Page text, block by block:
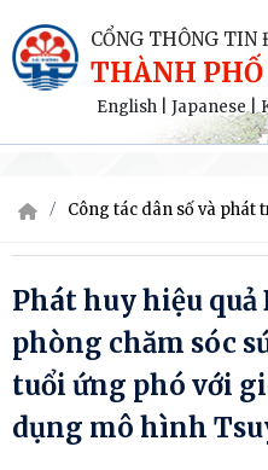
CỔNG THÔNG TIN
THÀNH
English Japanese|
Công tác dân số và phát
Phát huy hiệu quả
phòng chăm sóc
tuổi ứng phó với
dụng mô hình